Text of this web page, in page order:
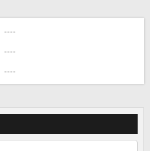
登録・ログインして
ラオケ歌い放題！
一緒に！練習にも！
----
----
----